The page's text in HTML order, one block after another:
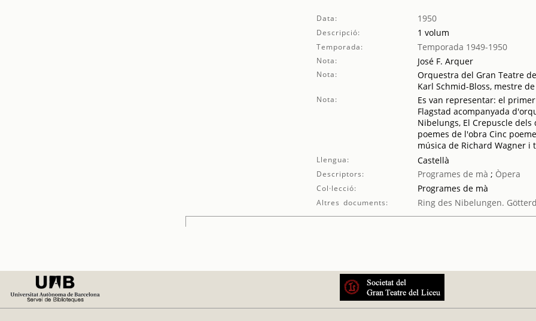
Data: 1950
Descripció: 1 volum
Temporada: Temporada 1949-1950
Nota: José F. Arquer
Nota:
Orquestra del Gran Teatre
Karl Schmid-Bloss, mestre
Nota:
Es van representar: el
Flagstad acompanyada
Nibelungs, El Crepuscle
poemes de l'obra Cinc
música de Richard Wagner i
Llengua: Castellà
Descriptors: Programes de mà ; Òpera
Col·lecció: Programes de mà
Altres documents: Ring des Nibelungen.